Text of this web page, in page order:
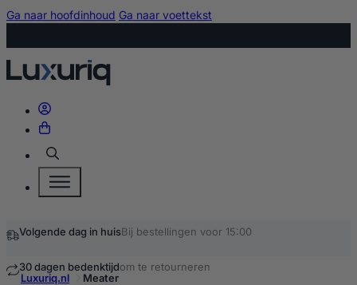
Ga naar hoofdinhoud Ga naar voettekst
Zoeken
Volgende dag in huisBij bestellingen voor 15:00
30 dagen bedenktijdom te retourneren
Luxuriq.nl Meater